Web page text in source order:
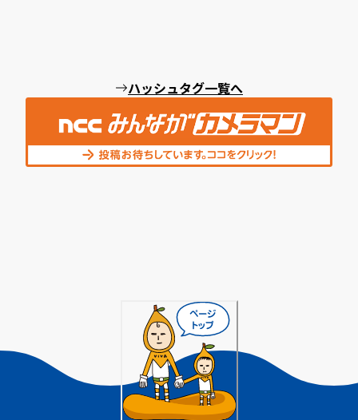
ハッシュタグ一覧へ